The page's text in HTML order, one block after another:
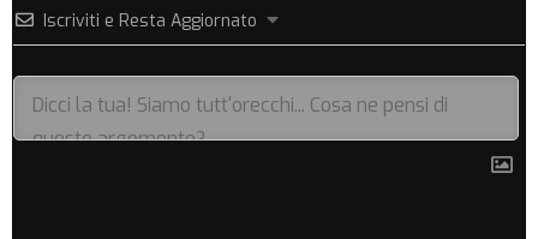
Iscriviti e Resta Aggiornato